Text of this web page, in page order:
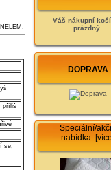
příliš
se,
Váš nákupní
prázdný.
DOPRAVA
Speciální/
nabídka